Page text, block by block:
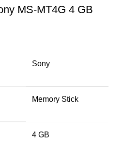
MS-MT4G 4 GB
Sony
Memory Stick
4 GB